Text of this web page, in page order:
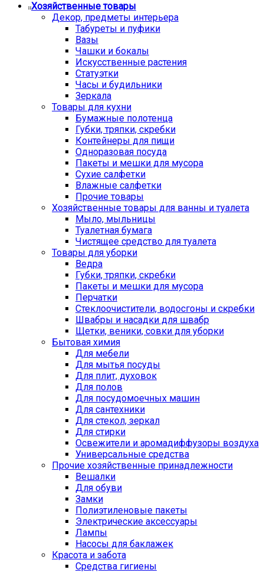
Хозяйственные товары
Декор, предметы интерьера
Табуреты и пуфики
Вазы
Чашки и бокалы
Искусственные растения
Статуэтки
Часы и будильники
Зеркала
Товары для кухни
Бумажные полотенца
Губки, тряпки, скребки
Контейнеры для пищи
Одноразовая посуда
Пакеты и мешки для мусора
Сухие салфетки
Влажные салфетки
Прочие товары
Хозяйственные товары для ванны и туалета
Мыло, мыльницы
Туалетная бумага
Чистящее средство для туалета
Товары для уборки
Ведра
Губки, тряпки, скребки
Пакеты и мешки для мусора
Перчатки
Стеклоочистители, водосгоны и скребки
Швабры и насадки для швабр
Щетки, веники, совки для уборки
Бытовая химия
Для мебели
Для мытья посуды
Для плит, духовок
Для полов
Для посудомоечных машин
Для сантехники
Для стекол, зеркал
Для стирки
Освежители и аромадиффузоры воздуха
Универсальные средства
Прочие хозяйственные принадлежности
Вешалки
Для обуви
Замки
Полиэтиленовые пакеты
Электрические аксессуары
Лампы
Насосы для баклажек
Красота и забота
Средства гигиены